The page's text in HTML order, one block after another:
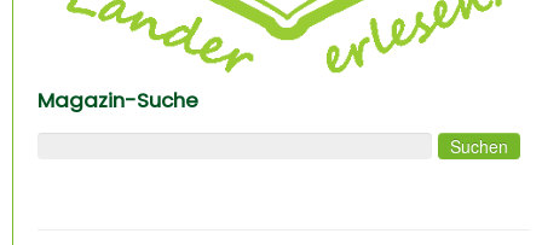
Magazin-Suche
Suchen nach: